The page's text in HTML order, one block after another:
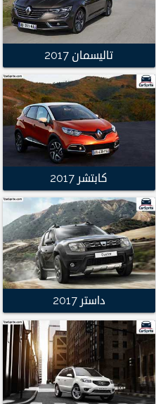
تاليسمان 2017
كابتشر 2017
داستر 2017